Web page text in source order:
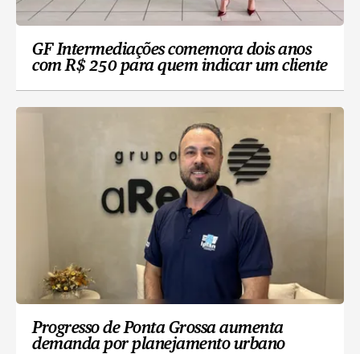
GF Intermediações comemora dois anos
com R$ 250 para quem indicar um cliente
Progresso de Ponta Grossa aumenta
demanda por planejamento urbano